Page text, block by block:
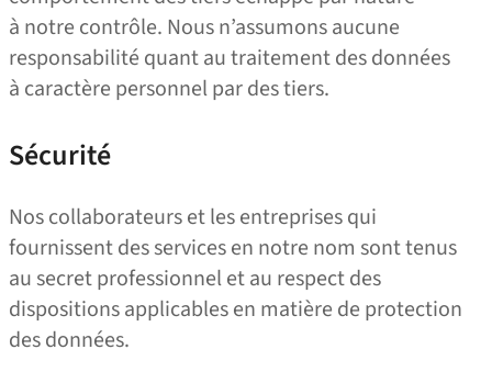
à notre contrôle. Nous n’assumons aucune
responsabilité quant au traitement des données
à caractère personnel par des tiers.
Sécurité
Nos collaborateurs et les entreprises qui
fournissent des services en notre nom sont tenus
au secret professionnel et au respect des
dispositions applicables en matière de protection
des données.